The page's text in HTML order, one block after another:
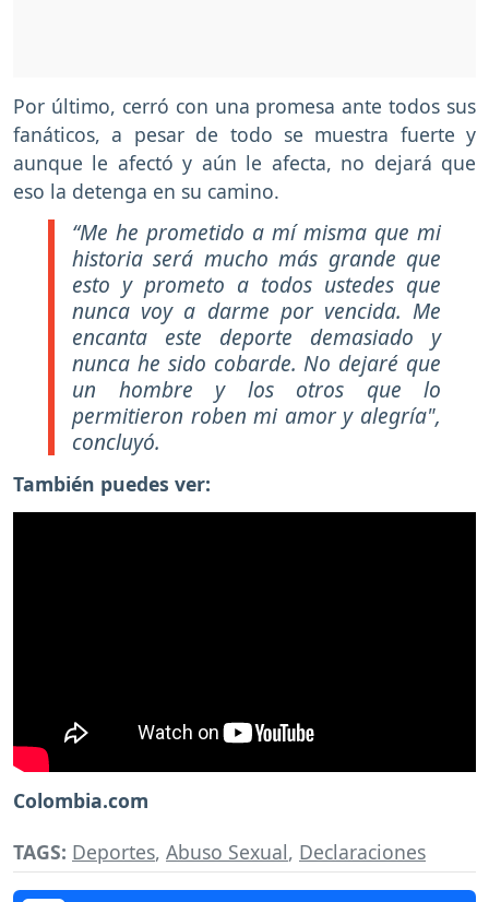
Por último, cerró con una promesa ante todos sus
fanáticos, a pesar de todo se muestra fuerte y
aunque le afectó y aún le afecta, no dejará que
eso la detenga en su camino.
“Me he prometido a mí misma que mi
historia será mucho más grande que
esto y prometo a todos ustedes que
nunca voy a darme por vencida. Me
encanta este deporte demasiado y
nunca he sido cobarde. No dejaré que
un hombre y los otros que lo
permitieron roben mi amor y alegría",
concluyó.
También puedes ver:
Colombia.com
TAGS: Deportes, Abuso Sexual, Declaraciones